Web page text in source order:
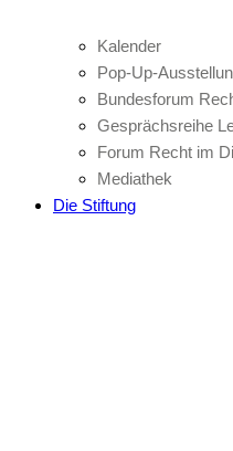
Kalender
Pop-Up-
Bundesforum
Gesprächsreihe
Forum Recht im
Mediathek
Die Stiftung